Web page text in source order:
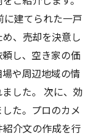
建てられた一戸
、売却を決意し
し、空き家の価
や周辺地域の情
した。 次に、効
た。プロのカメ
介文の作成を行